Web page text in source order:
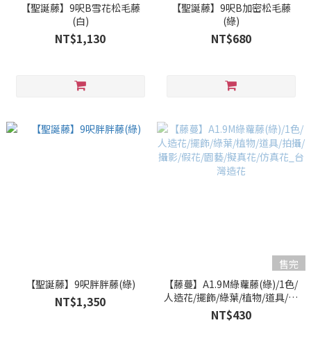
【聖誕藤】9呎B雪花松毛藤
(白)
NT$1,130
【聖誕藤】9呎B加密松毛藤
(綠)
NT$680
【聖誕藤】9呎胖胖藤(綠)
NT$1,350
售完
【藤蔓】A1.9M綠蘿藤(綠)/1色/
人造花/擺飾/綠葉/植物/道具/拍
攝/攝影/假花/園藝/擬真花/仿真
花_台灣造花
NT$430